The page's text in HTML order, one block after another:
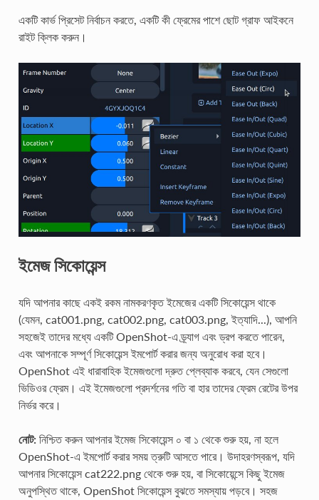
একটি কার্ভ প্রিসেট নির্বাচন করতে, একটি কী ফ্রেমের পাশে ছোট গ্রাফ আইকনে
রাইট ক্লিক করুন।
ইমেজ সিকোয়েন্স
যদি আপনার কাছে একই রকম নামকরণকৃত ইমেজের একটি সিকোয়েন্স থাকে
(যেমন, cat001.png, cat002.png, cat003.png, ইত্যাদি...), আপনি
সহজেই তাদের মধ্যে একটি OpenShot-এ ড্র্যাগ এবং ড্রপ করতে পারেন,
এবং আপনাকে সম্পূর্ণ সিকোয়েন্স ইমপোর্ট করার জন্য অনুরোধ করা হবে।
OpenShot এই ধারাবাহিক ইমেজগুলো দ্রুত প্লেব্যাক করবে, যেন সেগুলো
ভিডিওর ফ্রেম। এই ইমেজগুলো প্রদর্শনের গতি বা হার তাদের ফ্রেম রেটের উপর
নির্ভর করে।
নোট: নিশ্চিত করুন আপনার ইমেজ সিকোয়েন্স ০ বা ১ থেকে শুরু হয়, না হলে
OpenShot-এ ইমপোর্ট করার সময় ত্রুটি আসতে পারে। উদাহরণস্বরূপ, যদি
আপনার সিকোয়েন্স cat222.png থেকে শুরু হয়, বা সিকোয়েন্সে কিছু ইমেজ
অনুপস্থিত থাকে, OpenShot সিকোয়েন্স বুঝতে সমস্যায় পড়বে। সহজ